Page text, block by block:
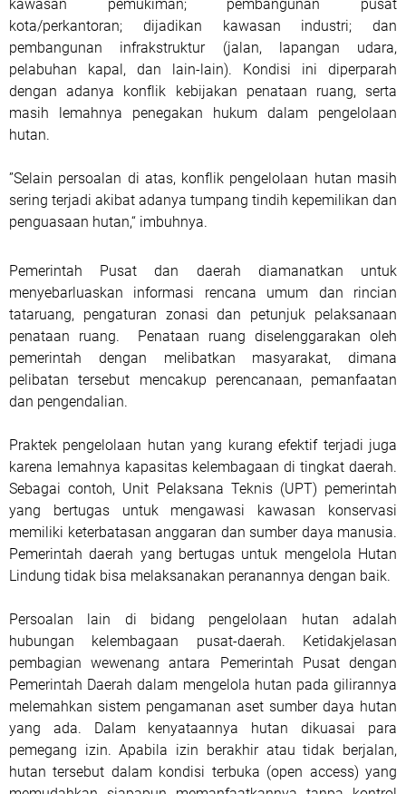
kawasan pemukiman; pembangunan pusat
kota/perkantoran; dijadikan kawasan industri; dan
pembangunan infrakstruktur (jalan, lapangan udara,
pelabuhan kapal, dan lain-lain). Kondisi ini diperparah
dengan adanya konflik kebijakan penataan ruang, serta
masih lemahnya penegakan hukum dalam pengelolaan
hutan.
”Selain persoalan di atas, konflik pengelolaan hutan masih
sering terjadi akibat adanya tumpang tindih kepemilikan dan
penguasaan hutan,“ imbuhnya.
Pemerintah Pusat dan daerah diamanatkan untuk
menyebarluaskan informasi rencana umum dan rincian
tataruang, pengaturan zonasi dan petunjuk pelaksanaan
penataan ruang. Penataan ruang diselenggarakan oleh
pemerintah dengan melibatkan masyarakat, dimana
pelibatan tersebut mencakup perencanaan, pemanfaatan
dan pengendalian.
Praktek pengelolaan hutan yang kurang efektif terjadi juga
karena lemahnya kapasitas kelembagaan di tingkat daerah.
Sebagai contoh, Unit Pelaksana Teknis (UPT) pemerintah
yang bertugas untuk mengawasi kawasan konservasi
memiliki keterbatasan anggaran dan sumber daya manusia.
Pemerintah daerah yang bertugas untuk mengelola Hutan
Lindung tidak bisa melaksanakan peranannya dengan baik.
Persoalan lain di bidang pengelolaan hutan adalah
hubungan kelembagaan pusat-daerah. Ketidakjelasan
pembagian wewenang antara Pemerintah Pusat dengan
Pemerintah Daerah dalam mengelola hutan pada gilirannya
melemahkan sistem pengamanan aset sumber daya hutan
yang ada. Dalam kenyataannya hutan dikuasai para
pemegang izin. Apabila izin berakhir atau tidak berjalan,
hutan tersebut dalam kondisi terbuka (open access) yang